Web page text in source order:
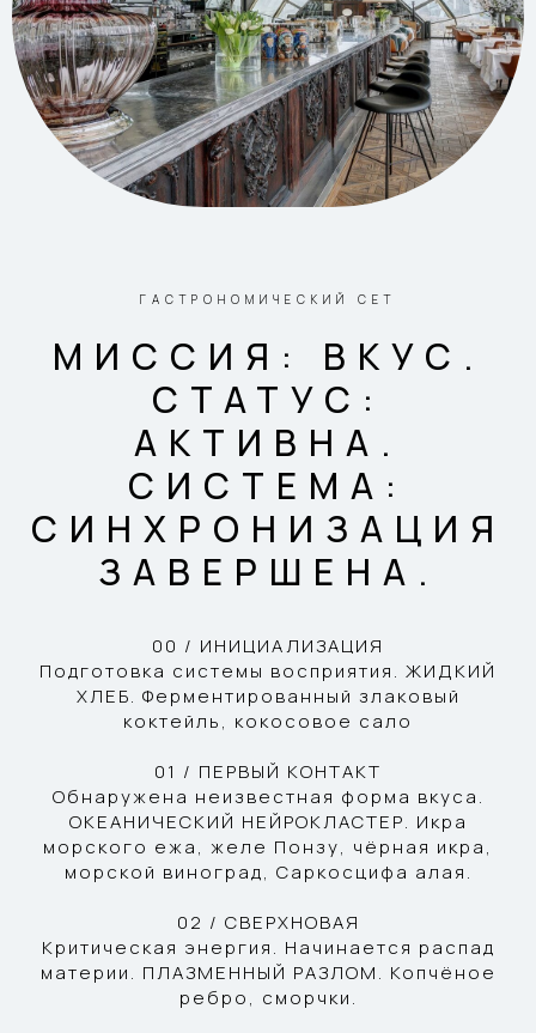
ГАСТРОНОМИЧЕСКИЙ СЕТ
МИССИЯ: ВКУС.
СТАТУС:
АКТИВНА.
СИСТЕМА:
СИНХРОНИЗАЦИЯ
ЗАВЕРШЕНА.
00 / ИНИЦИАЛИЗАЦИЯ
Подготовка системы восприятия. ЖИДКИЙ
ХЛЕБ. Ферментированный злаковый
коктейль, кокосовое сало
01 / ПЕРВЫЙ КОНТАКТ
Обнаружена неизвестная форма вкуса.
ОКЕАНИЧЕСКИЙ НЕЙРОКЛАСТЕР. Икра
морского ежа, желе Понзу, чёрная икра,
морской виноград, Саркосцифа алая.
02 / СВЕРХНОВАЯ
Критическая энергия. Начинается распад
материи. ПЛАЗМЕННЫЙ РАЗЛОМ. Копчёное
ребро, сморчки.